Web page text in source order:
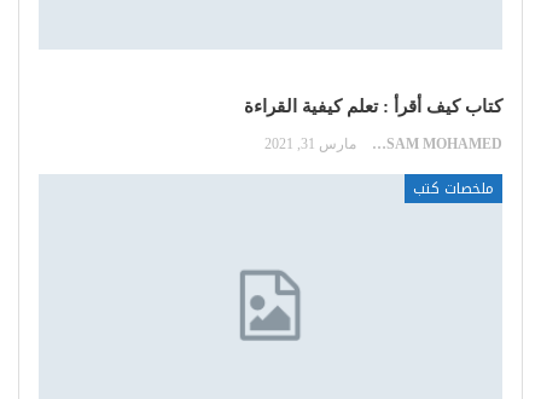
كتاب كيف أقرأ : تعلم كيفية القراءة
HOSSAM MOHAMED مارس 31, 2021
ملخصات كتب